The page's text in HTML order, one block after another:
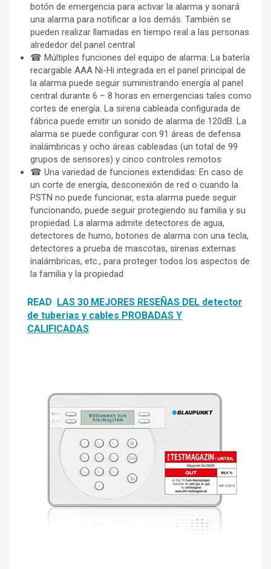
botón de emergencia para activar la alarma y sonará
una alarma para notificar a los demás. También se
pueden realizar llamadas en tiempo real a las personas
alrededor del panel central
☎ Múltiples funciones del equipo de alarma: La batería
recargable AAA Ni-Hi integrada en el panel principal de
la alarma puede seguir suministrando energía al panel
central durante 6 – 8 horas en emergencias tales como
cortes de energía. La sirena cableada configurada de
fábrica puede emitir un sonido de alarma de 120dB. La
alarma se puede configurar con 91 áreas de defensa
inalámbricas y ocho áreas cableadas (un total de 99
grupos de sensores) y cinco controles remotos
☎ Una variedad de funciones extendidas: En caso de
un corte de energía, desconexión de red o cuando la
PSTN no puede funcionar, esta alarma puede seguir
funcionando, puede seguir protegiendo su familia y su
propiedad. La alarma admite detectores de agua,
detectores de humo, botones de alarma con una tecla,
detectores a prueba de mascotas, sirenas externas
inalámbricas, etc., para proteger todos los aspectos de
la familia y la propiedad
READ LAS 30 MEJORES RESEÑAS DEL detector
de tuberias y cables PROBADAS Y
CALIFICADAS